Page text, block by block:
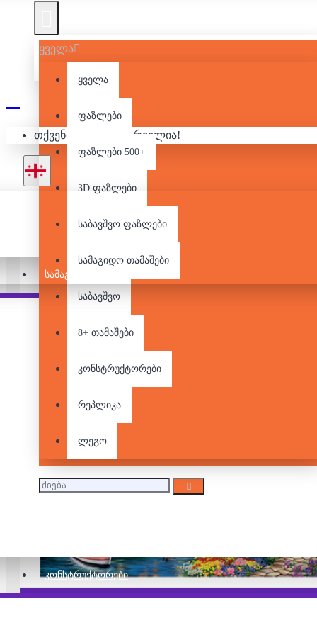
ᲡᲐᲛᲐᲒᲘᲓᲝ ᲗᲐᲛᲐᲨᲔᲑᲘ
ᲙᲝᲜᲡᲢᲠᲣᲥᲢᲝᲠᲔᲑᲘ
ყველა
ყველა
ფაზლები
ფაზლები 500+
3D ფაზლები
საბავშვო ფაზლები
სამაგიდო თამაშები
საბავშვო
8+ თამაშები
კონსტრუქტორები
რეპლიკა
ლეგო
თქვენი კალათა ცარიელია!